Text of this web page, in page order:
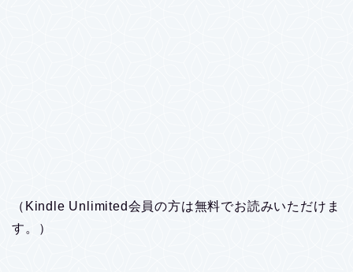
（Kindle Unlimited会員の方は無料でお読みいただけま
す。）